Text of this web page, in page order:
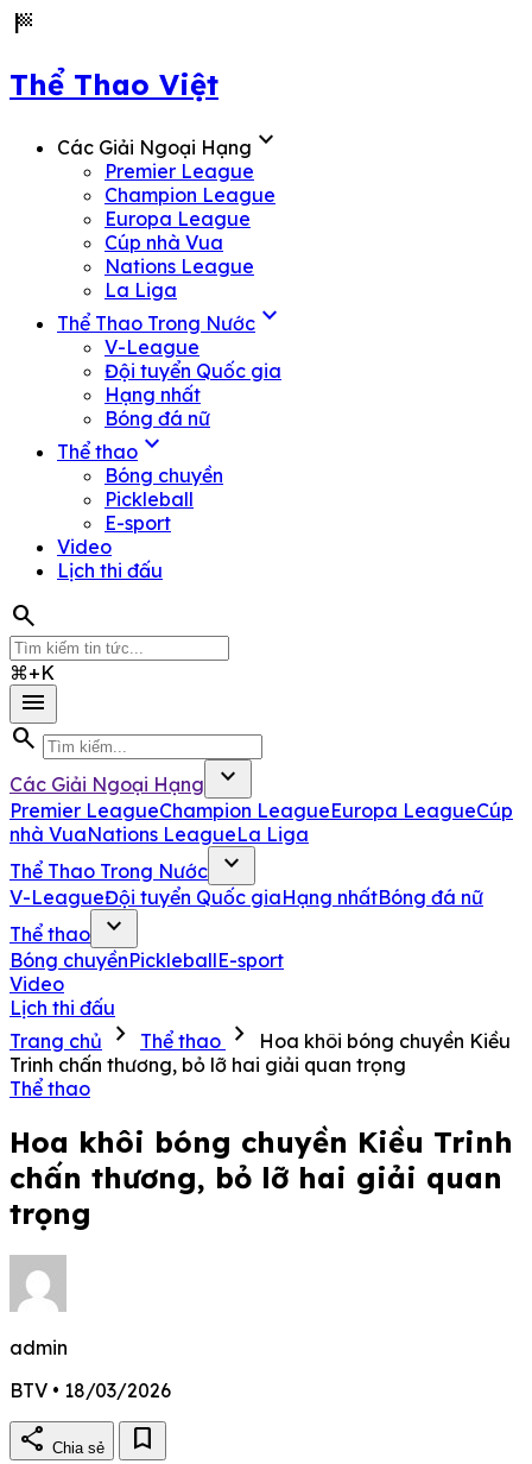
sports_score
Thể Thao Việt
Các Giải Ngoại Hạng expand_more
Premier League
Champion League
Europa League
Cúp nhà Vua
Nations League
La Liga
Thể Thao Trong Nước expand_more
V-League
Đội tuyển Quốc gia
Hạng nhất
Bóng đá nữ
Thể thao expand_more
Bóng chuyền
Pickleball
E-sport
Video
Lịch thi đấu
search
⌘+K
menu
search
Các Giải Ngoại Hạng expand_more
Premier LeagueChampion LeagueEuropa LeagueCúp
nhà VuaNations LeagueLa Liga
Thể Thao Trong Nước
expand_more
V-LeagueĐội tuyển Quốc giaHạng nhấtBóng đá nữ
Thể thao
expand_more
Bóng chuyềnPickleballE-sport
Video
Lịch thi đấu
Trang chủ
chevron_right Thể thao chevron_right
Hoa khôi bóng chuyền Kiều
Trinh chấn thương, bỏ lỡ hai giải quan trọng
Thể thao
Hoa khôi bóng chuyền Kiều Trinh
chấn thương, bỏ lỡ hai giải quan
trọng
admin
BTV • 18/03/2026
share Chia sẻ bookmark